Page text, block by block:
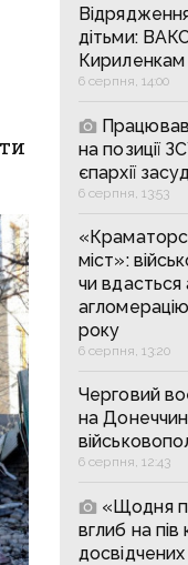
дітьми:
Кириленкам
6 серпня, 14:00
на позиції
єпархії
6 серпня, 13:53
міст»:
чи вдасться
року
6 серпня, 13:20
Черговий
на
6 серпня, 12:43
«Щодня
вглиб на пів